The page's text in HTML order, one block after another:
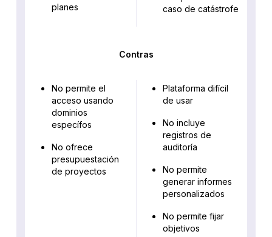
planes
caso de catástrofe
Contras
No permite el
acceso usando
dominios
específos
No ofrece
presupuestación
de proyectos
Plataforma difícil
de usar
No incluye
registros de
auditoría
No permite
generar informes
personalizados
No permite fijar
objetivos